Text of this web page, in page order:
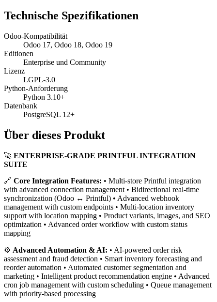
Technische Spezifikationen
Odoo-Kompatibilität
Odoo 17, Odoo 18, Odoo 19
Editionen
Enterprise und Community
Lizenz
LGPL-3.0
Python-Anforderung
Python 3.10+
Datenbank
PostgreSQL 12+
Über dieses Produkt
🚀 ENTERPRISE-GRADE PRINTFUL INTEGRATION
SUITE
🔗 Core Integration Features: • Multi-store Printful integration
with advanced connection management • Bidirectional real-time
synchronization (Odoo ↔ Printful) • Advanced webhook
management with custom endpoints • Multi-location inventory
support with location mapping • Product variants, images, and SEO
optimization • Advanced order workflow with custom status
mapping
⚙️ Advanced Automation & AI: • AI-powered order risk
assessment and fraud detection • Smart inventory forecasting and
reorder automation • Automated customer segmentation and
marketing • Intelligent product recommendation engine • Advanced
cron job management with custom scheduling • Queue management
with priority-based processing